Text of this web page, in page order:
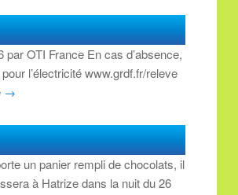
OTI France En cas d’absence,
l’électricité www.grdf.fr/releve
→
un panier rempli de chocolats, il
à Hatrize dans la nuit du 26